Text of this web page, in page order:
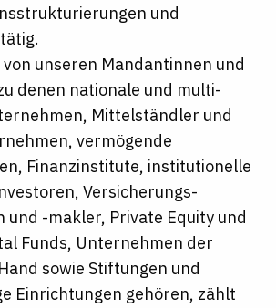
und
unseren Mandantinnen und
denen nationale und multi-
Mittelständler und
vermögende
Finanzinstitute, institutionelle
Versicherungs-
und -makler, Private Equity und
Funds, Unternehmen der
sowie Stiftungen und
Einrichtungen gehören, zählt